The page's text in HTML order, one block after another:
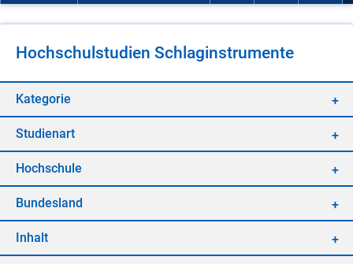
Hoch­schul­stu­di­en Schlag­in­stru­men­te
Ka­te­go­rie
Stu­di­en­art
Hoch­schu­le
Bun­des­land
In­halt